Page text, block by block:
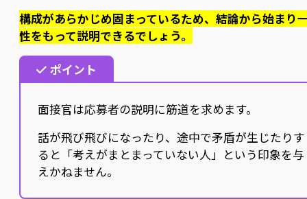
構成があらかじめ固まっているため、結論から始まり
性をもって説明できるでしょう。
ポイント
面接官は応募者の説明に筋道を求めます。
話が飛び飛びになったり、途中で矛盾が生じたりす
ると「考えがまとまっていない人」という印象を与
えかねません。